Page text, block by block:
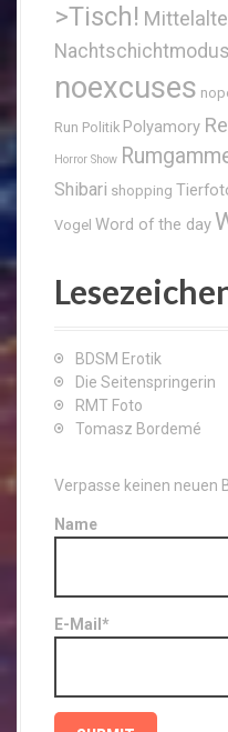
>Tisch!
Nachtschichtmodus
noexcuses
Run Politik Polyamory
Horror Show
Shibari shopping
Vogel Word of the day
BDSM Erotik
Die Seitenspringerin
RMT Foto
Tomasz Bordemé
Verpasse keinen neuen
Name
E-Mail*